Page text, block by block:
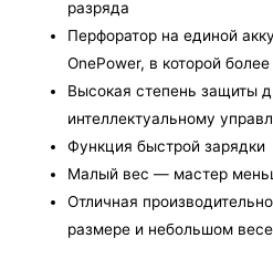
разряда
Перфоратор на единой
OnePower, в которой
Высокая степень защиты
интеллектуальному
Функция быстрой зарядки
Малый вес — мастер
Отличная
размере и небольшом весе